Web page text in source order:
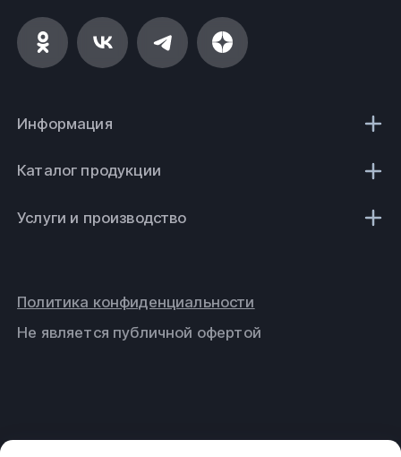
Информация
Каталог продукции
Услуги и производство
Не является публичной офертой
Политика конфиденциальности